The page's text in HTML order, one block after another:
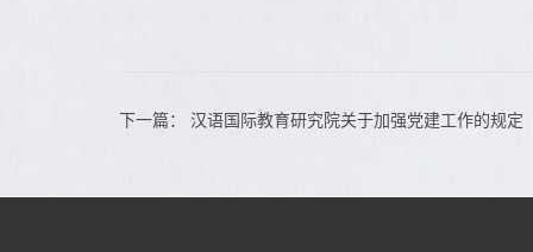
下一篇： 汉语国际教育研究院关于加强党建工作的规定